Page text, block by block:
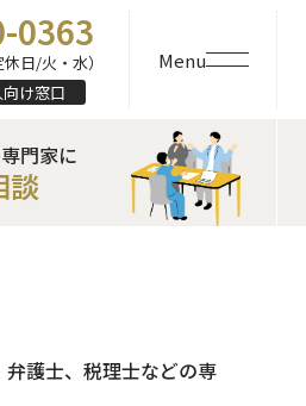
0363
日/火・水）
け窓口
Menu
門家に
談
護士、税理士などの専